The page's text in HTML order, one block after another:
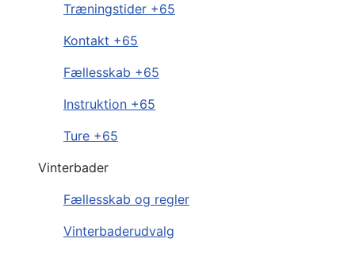
Træningstider +65
Kontakt +65
Fællesskab +65
Instruktion +65
Ture +65
Vinterbader
Fællesskab og regler
Vinterbaderudvalg